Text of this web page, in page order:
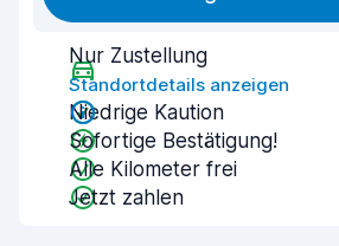
Nur Zustellung
Standortdetails anzeigen
Niedrige Kaution
Sofortige Bestätigung!
Alle Kilometer frei
Jetzt zahlen